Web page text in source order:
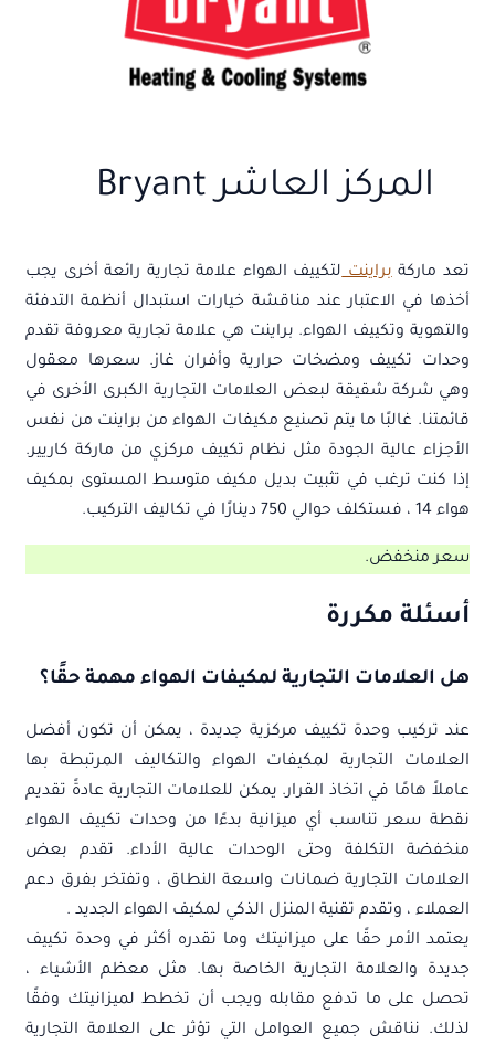
المركز العاشر Bryant
تعد ماركةبراينتلتكييف الهواء علامة تجارية رائعة أخرى يجب
أخذها في الاعتبار عند مناقشة خيارات استبدال أنظمة التدفئة
والتهوية وتكييف الهواء. براينت هي علامة تجارية معروفة تقدم
وحدات تكييف ومضخات حرارية وأفران غاز. سعرها معقول
وهي شركة شقيقة لبعض العلامات التجارية الكبرى الأخرى في
قائمتنا. غالبًا ما يتم تصنيع مكيفات الهواء من براينت من نفس
الأجزاء عالية الجودة مثل نظام تكييف مركزي من ماركة كاريير.
إذا كنت ترغب في تثبيت بديل مكيف متوسط المستوى بمكيف
هواء 14 ، فستكلف حوالي 750 دينارًا في تكاليف التركيب.
سعر منخفض.
أسئلة مكررة
هل العلامات التجارية لمكيفات الهواء مهمة حقًا؟
عند تركيب وحدة تكييف مركزية جديدة ، يمكن أن تكون أفضل
العلامات التجارية لمكيفات الهواء والتكاليف المرتبطة بها
عاملاً هامًا في اتخاذ القرار. يمكن للعلامات التجارية عادةً تقديم
نقطة سعر تناسب أي ميزانية بدءًا من وحدات تكييف الهواء
منخفضة التكلفة وحتى الوحدات عالية الأداء. تقدم بعض
العلامات التجارية ضمانات واسعة النطاق ، وتفتخر بفرق دعم
العملاء ، وتقدم تقنية المنزل الذكي لمكيف الهواء الجديد .
يعتمد الأمر حقًا على ميزانيتك وما تقدره أكثر في وحدة تكييف
جديدة والعلامة التجارية الخاصة بها. مثل معظم الأشياء ،
تحصل على ما تدفع مقابله ويجب أن تخطط لميزانيتك وفقًا
لذلك. نناقش جميع العوامل التي تؤثر على العلامة التجارية